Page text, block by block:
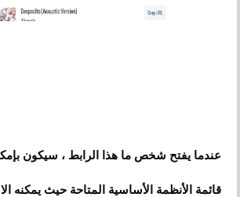
عندما يفتح شخص ما هذا الرابط ، سيكون
قائمة الأنظمة الأساسية المتاحة حيث يمكنه